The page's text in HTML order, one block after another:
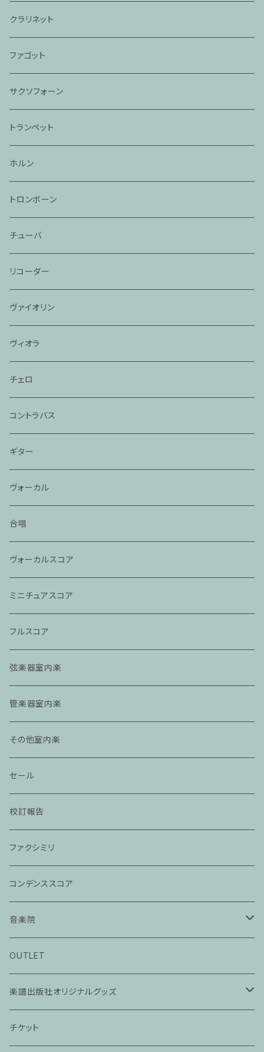
クラリネット
ファゴット
サクソフォーン
トランペット
ホルン
トロンボーン
チューバ
リコーダー
ヴァイオリン
ヴィオラ
チェロ
コントラバス
ギター
ヴォーカル
合唱
ヴォーカルスコア
ミニチュアスコア
フルスコア
弦楽器室内楽
管楽器室内楽
その他室内楽
セール
校訂報告
ファクシミリ
コンデンススコア
音楽院
ピアノ科３０分レッスン
ピアノ科４５分レッスン
家族割プラン
OUTLET
楽譜出版社オリジナルグッズ
アパレル
チケット